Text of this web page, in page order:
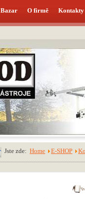
Bazar O firmě Kontakty
Jste zde: Home E-SHOP